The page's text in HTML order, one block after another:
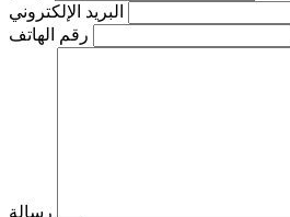
البريد الإلكتروني
رقم الهاتف
رسالة